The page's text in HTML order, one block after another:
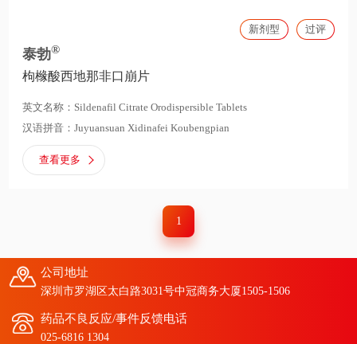
新剂型 过评
泰勃®
枸橼酸西地那非口崩片
英文名称：Sildenafil Citrate Orodispersible Tablets
汉语拼音：Juyuansuan Xidinafei Koubengpian
查看更多
1
公司地址
深圳市罗湖区太白路3031号中冠商务大厦1505-1506
药品不良反应/事件反馈电话
025-6816 1304